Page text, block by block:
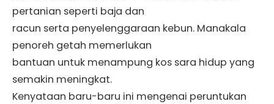
pertanian seperti baja dan
racun serta penyelenggaraan kebun. Manakala
penoreh getah memerlukan
bantuan untuk menampung kos sara hidup yang
semakin meningkat.
Kenyataan baru-baru ini mengenai peruntukan